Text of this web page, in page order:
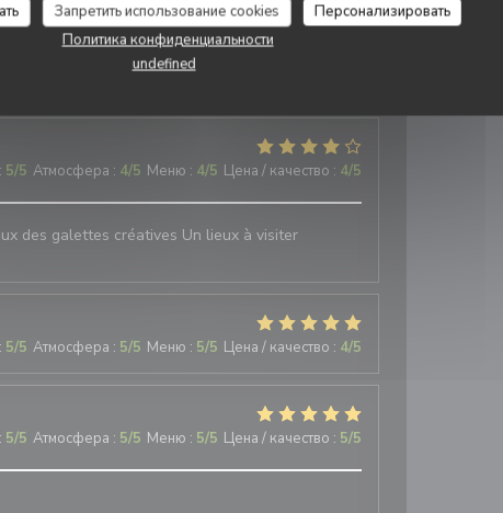
Запретить использование cookies
Персонализировать
Политика конфиденциальности
undefined
: 5/5 Атмосфера : 4/5 Меню : 4/5 Цена / качество : 4/5
des galettes créatives Un lieux à visiter
: 5/5 Атмосфера : 5/5 Меню : 5/5 Цена / качество : 4/5
: 5/5 Атмосфера : 5/5 Меню : 5/5 Цена / качество : 5/5